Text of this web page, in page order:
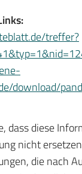
treffer?
download/
dass diese
nicht
die nach